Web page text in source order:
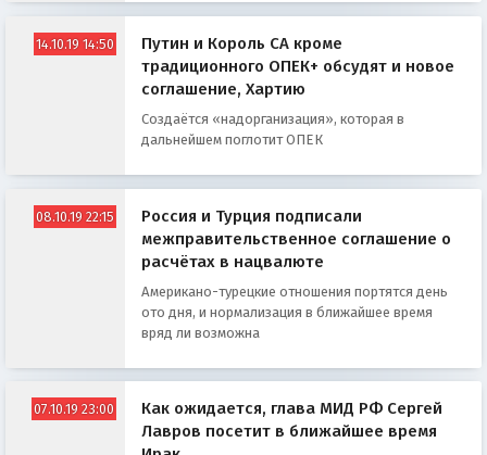
14.10.19 14:50
Путин и Король СА кроме
традиционного ОПЕК+ обсудят и новое
соглашение, Хартию
Создаётся «надорганизация», которая в
дальнейшем поглотит ОПЕК
08.10.19 22:15
Россия и Турция подписали
межправительственное соглашение о
расчётах в нацвалюте
Американо-турецкие отношения портятся день
ото дня, и нормализация в ближайшее время
вряд ли возможна
07.10.19 23:00
Как ожидается, глава МИД РФ Сергей
Лавров посетит в ближайшее время